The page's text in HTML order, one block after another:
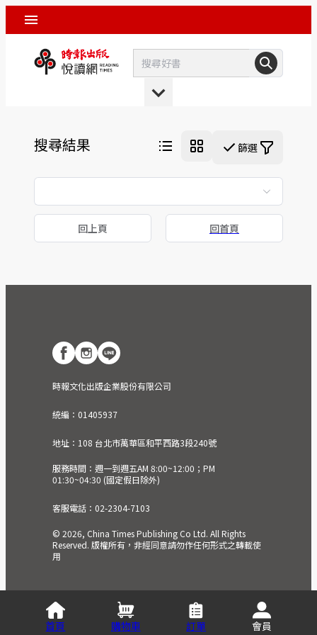
搜尋結果 篩選
回上頁 回首頁
時報文化出版企業股份有限公司
統編：01405937
地址：108 台北市萬華區和平西路3段240號
服務時間：週一到週五AM 8:00~12:00；PM
01:30~04:30 (國定假日除外)
客服電話：02-2304-7103
© 2026, China Times Publishing Co Ltd. All Rights
Reserved. 版權所有，非經同意請勿作任何形式之轉載使
用
首頁 購物車 訂單 會員